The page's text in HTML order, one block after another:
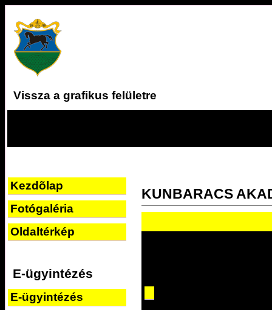
Vissza a grafikus felületre
Kezdõlap
Fotógaléria
Oldaltérkép
E-ügyintézés
E-ügyintézés
KUNBARACS